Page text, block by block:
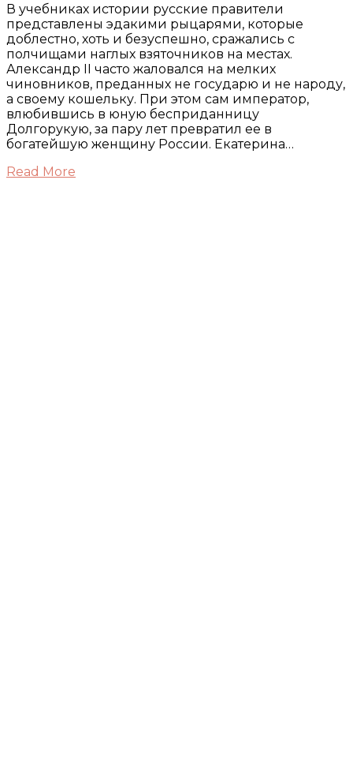
В учебниках истории русские правители
представлены эдакими рыцарями, которые
доблестно, хоть и безуспешно, сражались с
полчищами наглых взяточников на местах.
Александр II часто жаловался на мелких
чиновников, преданных не государю и не народу,
а своему кошельку. При этом сам император,
влюбившись в юную бесприданницу
Долгорукую, за пару лет превратил ее в
богатейшую женщину России. Екатерина…
Read More